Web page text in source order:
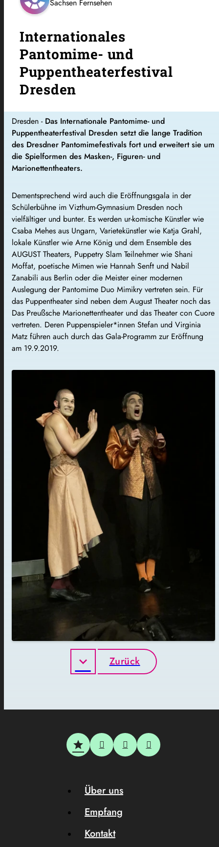
Sachsen Fernsehen
Internationales
Pantomime- und
Puppentheaterfestival
Dresden
Dresden - Das Internationale Pantomime- und
Puppentheaterfestival Dresden setzt die lange Tradition
des Dresdner Pantomimefestivals fort und erweitert sie um
die Spielformen des Masken-, Figuren- und
Marionettentheaters.
Dementsprechend wird auch die Eröffnungsgala in der
Schülerbühne im Vizthum-Gymnasium Dresden noch
vielfältiger und bunter. Es werden ur-komische Künstler wie
Csaba Mehes aus Ungarn, Varietekünstler wie Katja Grahl,
lokale Künstler wie Arne König und dem Ensemble des
AUGUST Theaters, Puppetry Slam Teilnehmer wie Shani
Moffat, poetische Mimen wie Hannah Senft und Nabil
Zanabili aus Berlin oder die Meister einer modernen
Auslegung der Pantomime Duo Mimikry vertreten sein. Für
das Puppentheater sind neben dem August Theater noch das
Das Preußsche Marionettentheater und das Theater con Cuore
vertreten. Deren Puppenspieler*innen Stefan und Virginia
Matz führen auch durch das Gala-Programm zur Eröffnung
am 19.9.2019.
Zurück
Über uns
Empfang
Kontakt